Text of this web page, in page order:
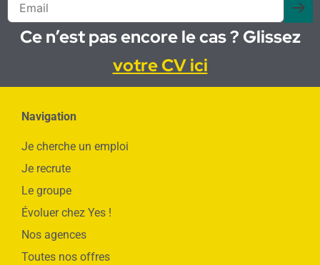
Ce n’est pas encore le cas ? Glissez
votre CV ici
Navigation
Je cherche un emploi
Je recrute
Le groupe
Évoluer chez Yes !
Nos agences
Toutes nos offres